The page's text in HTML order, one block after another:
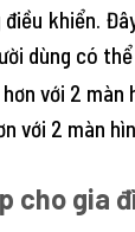
điều khiển.
dùng có
với 2 màn
cho gia